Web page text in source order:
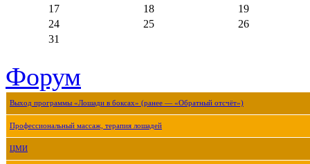
17
18
19
24
25
26
31
Форум
Выход программы «Лошади в боксах» (ранее — «Обратный отсчёт»)
Профессиональный массаж, терапия лошадей
ЦМИ